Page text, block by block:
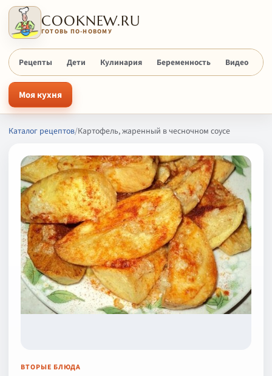
COOKNEW.RU
ГОТОВЬ ПО-НОВОМУ
Рецепты Дети Кулинария Беременность Видео
Моя кухня
Каталог рецептов/Картофель, жаренный в чесночном соусе
ВТОРЫЕ БЛЮДА